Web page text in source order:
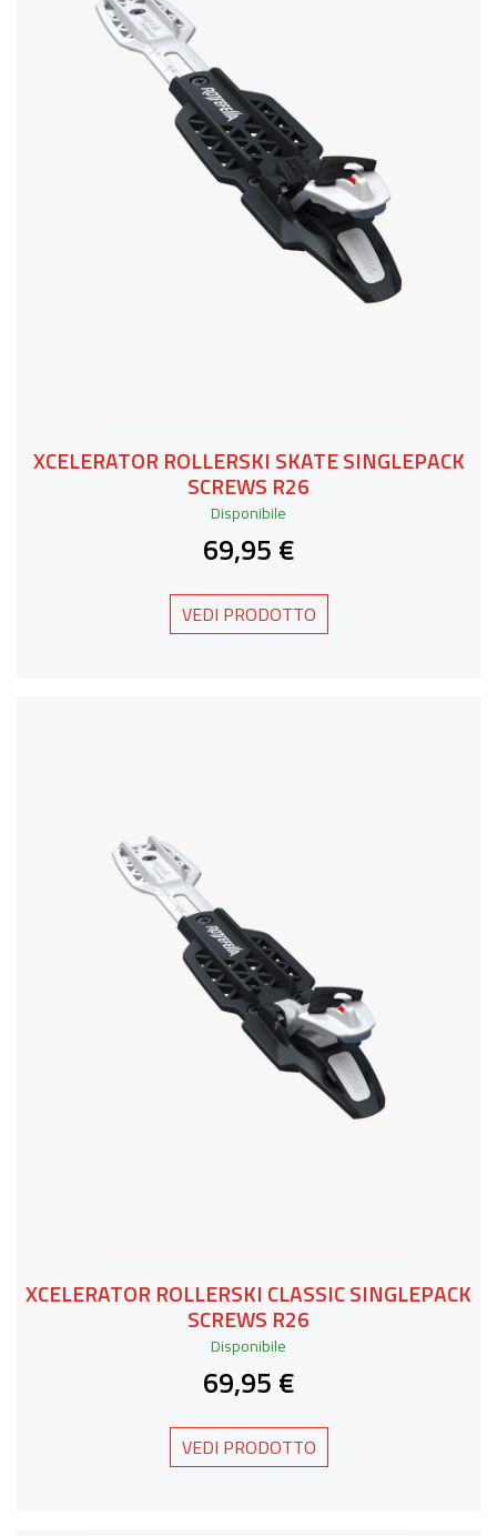
XCELERATOR ROLLERSKI SKATE SINGLEPACK
SCREWS R26
Disponibile
69,95 €
VEDI PRODOTTO
XCELERATOR ROLLERSKI CLASSIC SINGLEPACK
SCREWS R26
Disponibile
69,95 €
VEDI PRODOTTO